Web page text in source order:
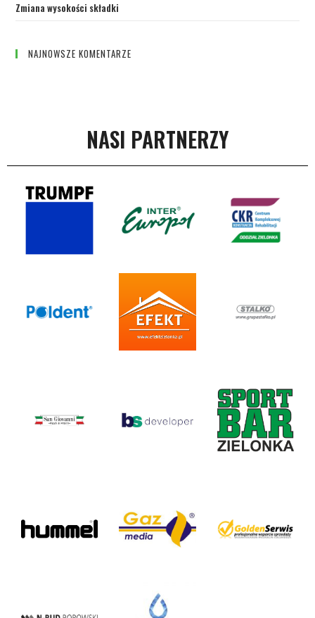
Zmiana wysokości składki
NAJNOWSZE KOMENTARZE
NASI PARTNERZY